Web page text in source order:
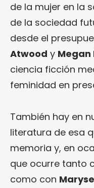
de la mujer en la
de la sociedad
desde el
Atwood y Megan
ciencia ficción
feminidad en
También hay en
literatura de esa
memoria y, en
que ocurre tanto
como con